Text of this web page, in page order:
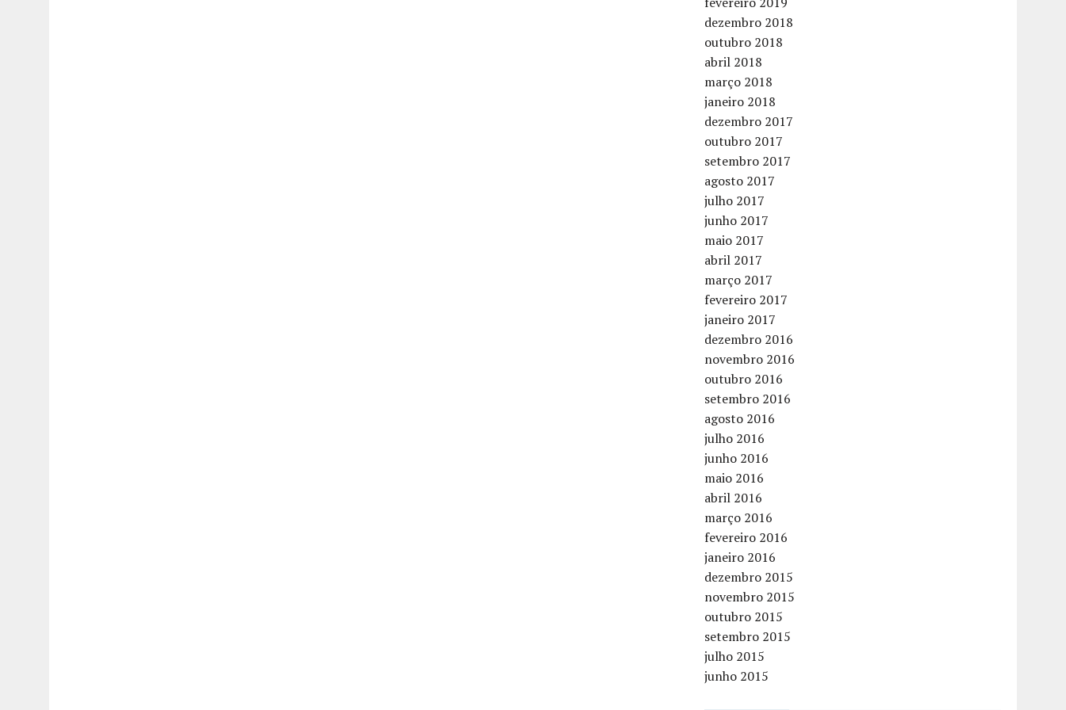
dezembro 2018
outubro 2018
abril 2018
março 2018
janeiro 2018
dezembro 2017
outubro 2017
setembro 2017
agosto 2017
julho 2017
junho 2017
maio 2017
abril 2017
março 2017
fevereiro 2017
janeiro 2017
dezembro 2016
novembro 2016
outubro 2016
setembro 2016
agosto 2016
julho 2016
junho 2016
maio 2016
abril 2016
março 2016
fevereiro 2016
janeiro 2016
dezembro 2015
novembro 2015
outubro 2015
setembro 2015
julho 2015
junho 2015